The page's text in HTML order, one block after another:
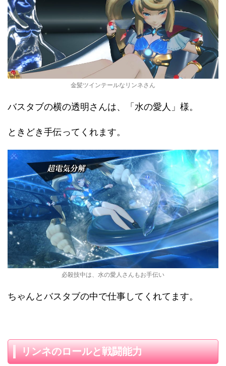
金髪ツインテールなリンネさん
バスタブの横の透明さんは、「水の愛人」様。
ときどき手伝ってくれます。
必殺技中は、水の愛人さんもお手伝い
ちゃんとバスタブの中で仕事してくれてます。
リンネのロールと戦闘能力